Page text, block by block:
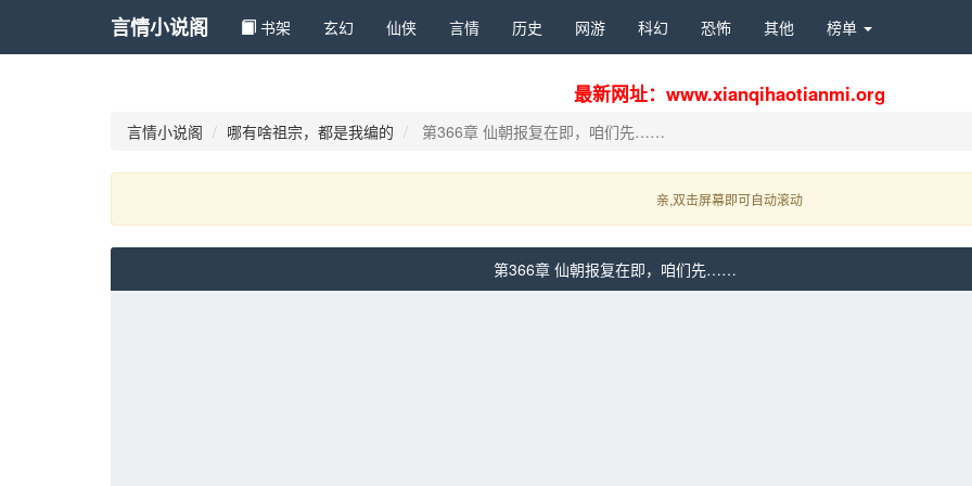
言情小说阁 书架 玄幻 仙侠 言情 历史 网游 科幻 恐怖 其他 榜单
最新网址：www.xianqihaotianmi.org
言情小说阁 哪有啥祖宗，都是我编的 第366章 仙朝报复在即，咱们先……
亲,双击屏幕即可自动滚动
第366章 仙朝报复在即，咱们先……